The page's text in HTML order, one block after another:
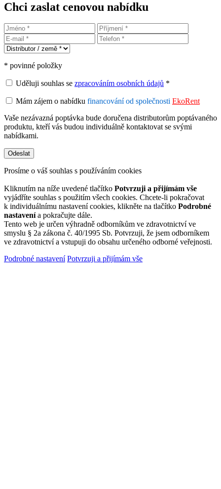
Chci zaslat cenovou nabídku
* povinné položky
Uděluji souhlas se zpracováním osobních údajů *
Mám zájem o nabídku financování od společnosti EkoRent
Vaše nezávazná poptávka bude doručena distributorům poptávaného
produktu, kteří vás budou individuálně kontaktovat se svými
nabídkami.
Prosíme o váš souhlas s používáním cookies
Kliknutím na níže uvedené tlačítko Potvrzuji a přijímám vše
vyjádříte souhlas s použitím všech cookies. Chcete-li pokračovat
k individuálnímu nastavení cookies, klikněte na tlačítko Podrobné
nastavenía pokračujte dále.
Tento web je určen výhradně odborníkům ve zdravotnictví ve
smyslu § 2a zákona č. 40/1995 Sb. Potvrzuji, že jsem odborníkem
ve zdravotnictví a vstupuji do obsahu určeného odborné veřejnosti.
Podrobné nastavení Potvrzuji a přijímám vše